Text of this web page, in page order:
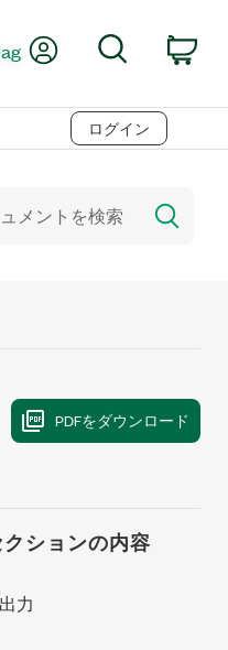
My AccountSearch
ログイン
クションの内容
力